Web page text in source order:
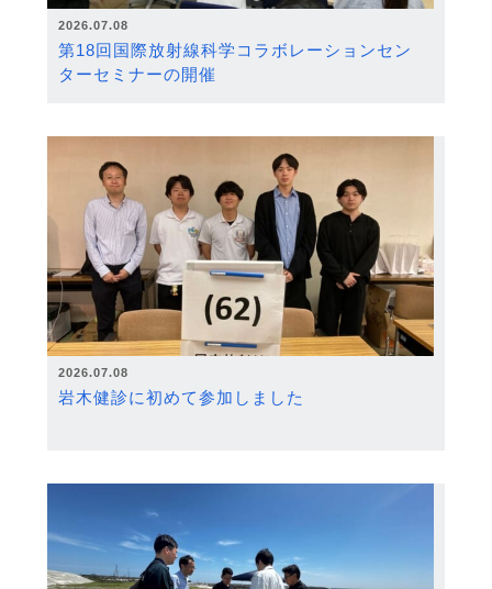
2026.07.08
第18回国際放射線科学コラボレーションセン
ターセミナーの開催
2026.07.08
岩木健診に初めて参加しました